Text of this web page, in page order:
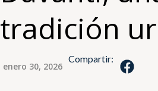
tradición
enero 30, 2026
Compartir: